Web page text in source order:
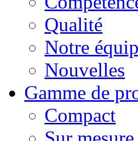
Qualité
Notre
Nouvelles
Gamme de
Compact